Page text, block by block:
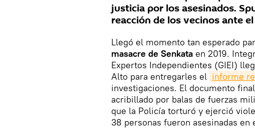
justicia por los asesinados.
reacción de los vecinos ante
Llegó el momento tan esperado
masacre de Senkata en 2019.
Expertos Independientes (GIEI)
Alto para entregarles el informe
investigaciones. El documento
acribillado por balas de fuerzas
que la Policía torturó y ejerció
38 personas fueron asesinadas en